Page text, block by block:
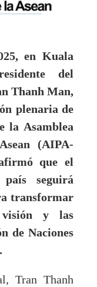
en Kuala
del
Thanh Man,
plenaria de
la Asamblea
(AIPA-
que el
seguirá
transformar
visión y las
de Naciones
Tran Thanh